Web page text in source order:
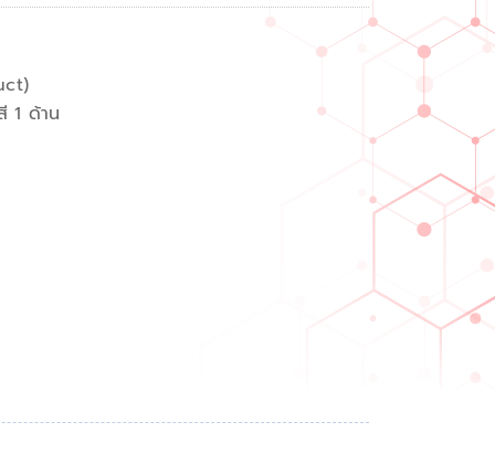
1 ด้าน